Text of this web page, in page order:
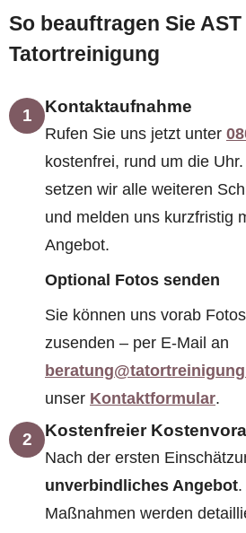
So beauftragen Sie
Tatortreinigung
1 Kontaktaufnahme
Rufen Sie uns jetzt unter
kostenfrei, rund um die
setzen wir alle weiteren
und melden uns kurzfristig
Angebot.
Optional Fotos senden
Sie können uns vorab
zusenden – per E-Mail an
unser Kontaktformular.
2 Kostenfreier
Nach der ersten
unverbindliches Angebot
Maßnahmen werden